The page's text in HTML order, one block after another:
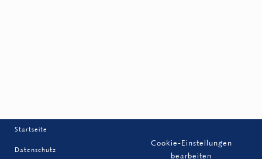
Startseite
Datenschutz
Cookie-Einstellungen
bearbeiten